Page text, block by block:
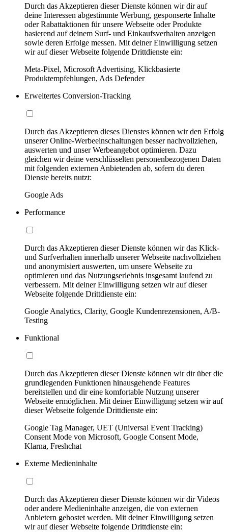
Durch das Akzeptieren dieser Dienste können wir dir auf
deine Interessen abgestimmte Werbung, gesponserte Inhalte
oder Rabattaktionen für unsere Webseite oder Produkte
basierend auf deinem Surf- und Einkaufsverhalten anzeigen
sowie deren Erfolge messen. Mit deiner Einwilligung setzen
wir auf dieser Webseite folgende Drittdienste ein:
Meta-Pixel, Microsoft Advertising, Klickbasierte
Produktempfehlungen, Ads Defender
Erweitertes Conversion-Tracking
Durch das Akzeptieren dieses Dienstes können wir den Erfolg
unserer Online-Werbeeinschaltungen besser nachvollziehen,
auswerten und unser Werbeangebot optimieren. Dazu
gleichen wir deine verschlüsselten personenbezogenen Daten
mit folgenden externen Anbietenden ab, sofern du deren
Dienste bereits nutzt:
Google Ads
Performance
Durch das Akzeptieren dieser Dienste können wir das Klick-
und Surfverhalten innerhalb unserer Webseite nachvollziehen
und anonymisiert auswerten, um unsere Webseite zu
optimieren und das Nutzungserlebnis insgesamt laufend zu
verbessern. Mit deiner Einwilligung setzen wir auf dieser
Webseite folgende Drittdienste ein:
Google Analytics, Clarity, Google Kundenrezensionen, A/B-
Testing
Funktional
Durch das Akzeptieren dieser Dienste können wir dir über die
grundlegenden Funktionen hinausgehende Features
bereitstellen und dir eine komfortable Nutzung unserer
Webseite ermöglichen. Mit deiner Einwilligung setzen wir auf
dieser Webseite folgende Drittdienste ein:
Google Tag Manager, UET (Universal Event Tracking)
Consent Mode von Microsoft, Google Consent Mode,
Klarna, Freshchat
Externe Medieninhalte
Durch das Akzeptieren dieser Dienste können wir dir Videos
oder andere Medieninhalte anzeigen, die von externen
Anbietern gehostet werden. Mit deiner Einwilligung setzen
wir auf dieser Webseite folgende Drittdienste ein: